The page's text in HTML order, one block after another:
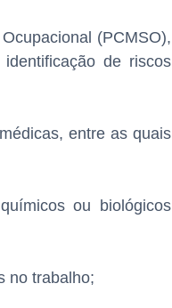
(PCMSO),
de riscos
entre as quais
ou biológicos
no trabalho;